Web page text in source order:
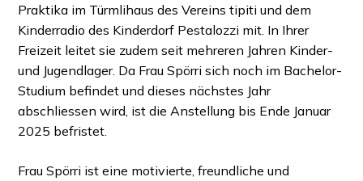
Praktika im Türmlihaus des Vereins tipiti und dem
Kinderradio des Kinderdorf Pestalozzi mit. In Ihrer
Freizeit leitet sie zudem seit mehreren Jahren Kinder-
und Jugendlager. Da Frau Spörri sich noch im Bachelor-
Studium befindet und dieses nächstes Jahr
abschliessen wird, ist die Anstellung bis Ende Januar
2025 befristet.
Frau Spörri ist eine motivierte, freundliche und